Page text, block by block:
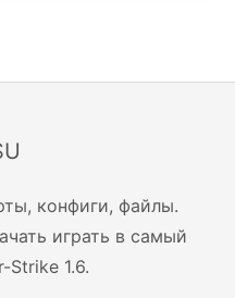
конфиги, файлы.
играть в самый
Strike 1.6.